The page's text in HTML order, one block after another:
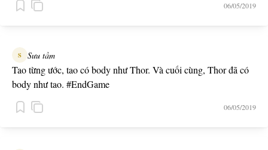
06/05/2019
S Sưu tầm
Tao từng ước, tao có body như Thor. Và cuối cùng, Thor đã có
body như tao. #EndGame
06/05/2019